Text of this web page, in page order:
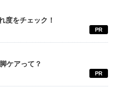
度をチェック！
PR
ケアって？
PR